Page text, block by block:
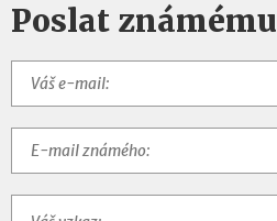
Poslat známému